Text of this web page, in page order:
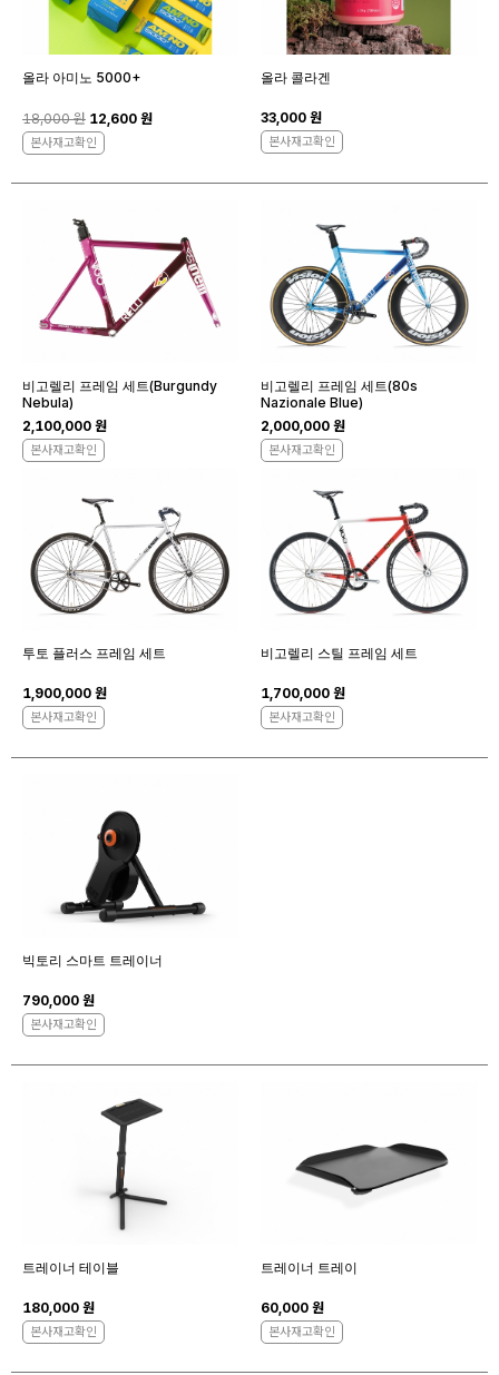
올라 아미노 5000+
18,000 원 12,600 원
본사재고확인
올라 콜라겐
33,000 원
본사재고확인
비고렐리 프레임 세트(Burgundy
Nebula)
2,100,000 원
본사재고확인
비고렐리 프레임 세트(80s
Nazionale Blue)
2,000,000 원
본사재고확인
투토 플러스 프레임 세트
1,900,000 원
본사재고확인
비고렐리 스틸 프레임 세트
1,700,000 원
본사재고확인
빅토리 스마트 트레이너
790,000 원
본사재고확인
트레이너 테이블
180,000 원
본사재고확인
트레이너 트레이
60,000 원
본사재고확인